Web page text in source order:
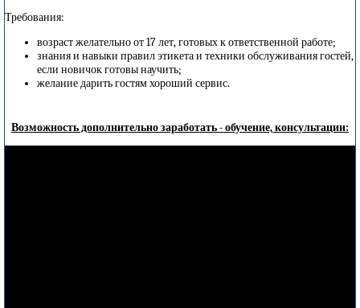
Требования:
возраст желательно от 17 лет, готовых к ответственной работе;
знания и навыки правил этикета и техники обслуживания гостей,
если новичок готовы научить;
желание дарить гостям хороший сервис.
Возможность дополнительно заработать - обучение, консультации: